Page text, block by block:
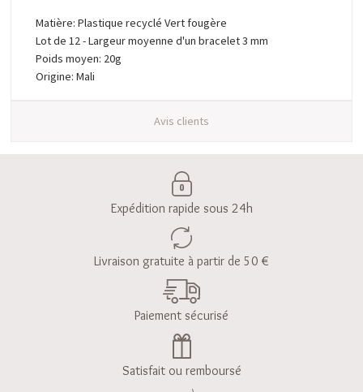
Matière: Plastique recyclé Vert fougère
Lot de 12 - Largeur moyenne d'un bracelet 3 mm
Poids moyen: 20g
Origine: Mali
Avis clients
Expédition rapide sous 24h
Livraison gratuite à partir de 50 €
Paiement sécurisé
Satisfait ou remboursé